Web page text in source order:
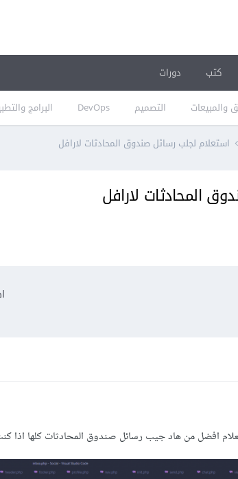
والمبيعات التصميم DevOps البرامج
كتب دورات
استعلام لجلب رسائل صندوق المحادثات لارافل
المحادثات لارافل
افضل من هاد جيب رسائل صندوق المحادثات كلها اذا